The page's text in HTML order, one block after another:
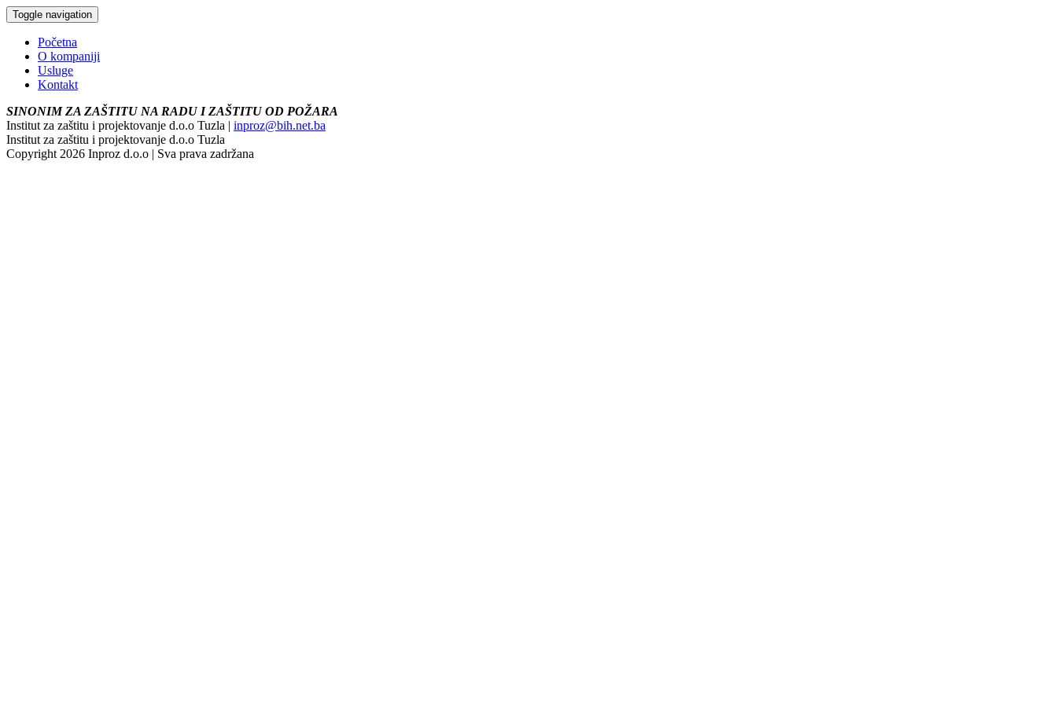
Toggle navigation
Početna
O kompaniji
Usluge
Kontakt
SINONIM ZA ZAŠTITU NA RADU I ZAŠTITU OD POŽARA
Institut za zaštitu i projektovanje d.o.o Tuzla | inproz@bih.net.ba
Institut za zaštitu i projektovanje d.o.o Tuzla
Copyright 2026 Inproz d.o.o | Sva prava zadržana